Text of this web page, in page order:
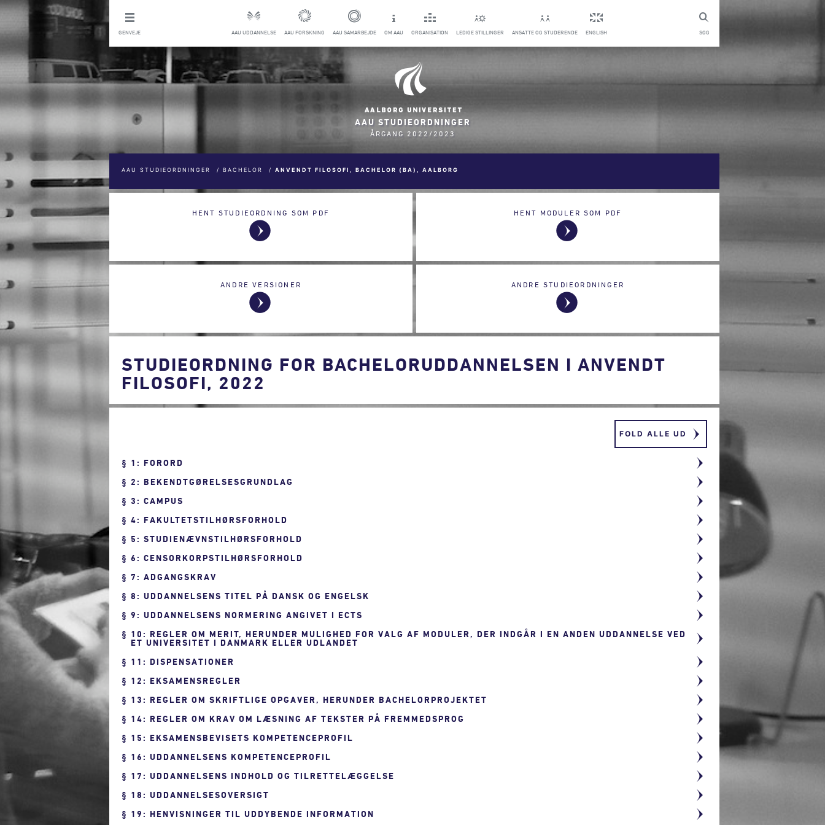
SØG
GENVEJE AAU UDDANNELSE AAU FORSKNING AAU SAMARBEJDE OM AAU ORGANISATION LEDIGE STILLINGER ANSATTE OG STUDERENDE ENGLISH
AAU STUDIEORDNINGER
ÅRGANG 2022/2023
AAU STUDIEORDNINGER / BACHELOR / ANVENDT FILOSOFI, BACHELOR (BA), AALBORG
HENT STUDIEORDNING SOM PDF HENT MODULER SOM PDF
ANDRE VERSIONER ANDRE STUDIEORDNINGER
STUDIEORDNING FOR BACHELORUDDANNELSEN I ANVENDT
FILOSOFI, 2022
FOLD ALLE UD
1: FORORD
2: BEKENDTGØRELSESGRUNDLAG
3: CAMPUS
4: FAKULTETSTILHØRSFORHOLD
5: STUDIENÆVNSTILHØRSFORHOLD
6: CENSORKORPSTILHØRSFORHOLD
7: ADGANGSKRAV
8: UDDANNELSENS TITEL PÅ DANSK OG ENGELSK
9: UDDANNELSENS NORMERING ANGIVET I ECTS
10: REGLER OM MERIT, HERUNDER MULIGHED FOR VALG AF MODULER, DER INDGÅR I EN ANDEN UDDANNELSE VED
ET UNIVERSITET I DANMARK ELLER UDLANDET
11: DISPENSATIONER
12: EKSAMENSREGLER
13: REGLER OM SKRIFTLIGE OPGAVER, HERUNDER BACHELORPROJEKTET
14: REGLER OM KRAV OM LÆSNING AF TEKSTER PÅ FREMMEDSPROG
15: EKSAMENSBEVISETS KOMPETENCEPROFIL
16: UDDANNELSENS KOMPETENCEPROFIL
17: UDDANNELSENS INDHOLD OG TILRETTELÆGGELSE
18: UDDANNELSESOVERSIGT
19: HENVISNINGER TIL UDDYBENDE INFORMATION